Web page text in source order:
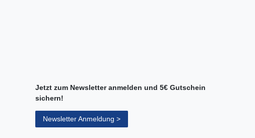
Jetzt zum Newsletter anmelden und 5€ Gutschein
sichern!
Newsletter Anmeldung >